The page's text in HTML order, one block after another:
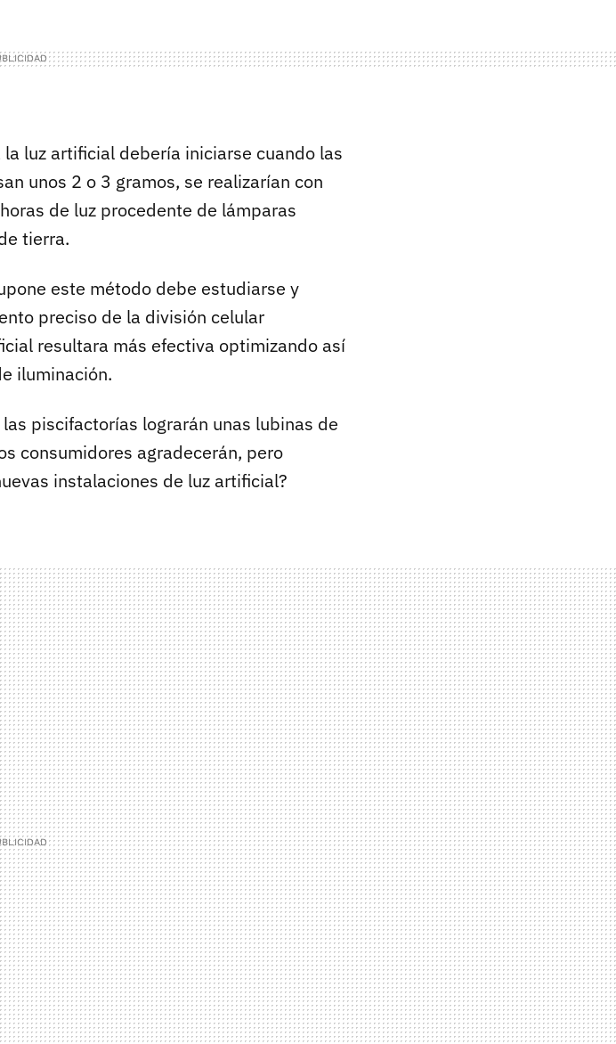
luz artificial debería iniciarse cuando las
unos 2 o 3 gramos, se realizarían con
de luz procedente de lámparas
tierra.
este método debe estudiarse y
preciso de la división celular
resultara más efectiva optimizando así
iluminación.
piscifactorías lograrán unas lubinas de
consumidores agradecerán, pero
instalaciones de luz artificial?